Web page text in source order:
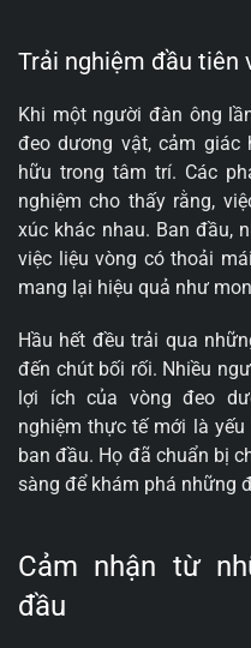
Trải nghiệm đầu tiên
Khi một người đàn ông
đeo dương vật, cảm
hữu trong tâm trí. Các
nghiệm cho thấy rằng,
xúc khác nhau. Ban đầu,
việc liệu vòng có thoải
mang lại hiệu quả như
Hầu hết đều trải qua
đến chút bối rối. Nhiều
lợi ích của vòng đeo
nghiệm thực tế mới là
ban đầu. Họ đã chuẩn bị
sàng để khám phá những
Cảm nhận từ
đầu